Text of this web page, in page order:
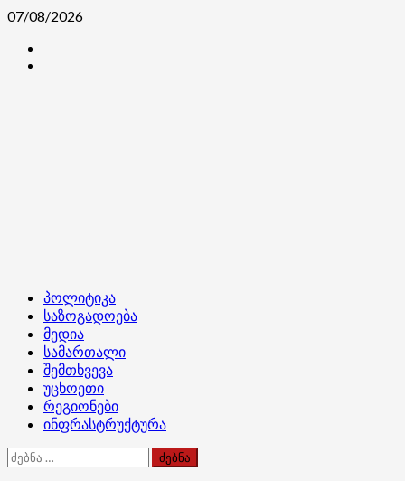
Skip
content
07/08/2026
Primary
Menu
პოლიტიკა
საზოგადოება
მედია
სამართალი
შემთხვევა
უცხოეთი
რეგიონები
ინფრასტრუქტურა
ძებნა: